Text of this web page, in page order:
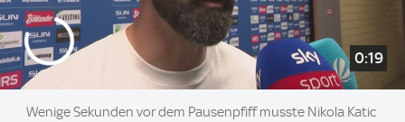
0:19
Wenige Sekunden vor dem Pausenpfiff musste Nikola Katic